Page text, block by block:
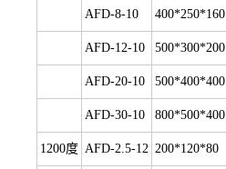
AFD-8-10 400*250*160
AFD-12-10 500*300*200
AFD-20-10 500*400*400
AFD-30-10 800*500*400
1200度 AFD-2.5-12 200*120*80